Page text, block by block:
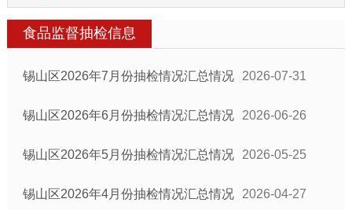
食品监督抽检信息
锡山区2026年7月份抽检情况汇总情况 2026-07-31
锡山区2026年6月份抽检情况汇总情况 2026-06-26
锡山区2026年5月份抽检情况汇总情况 2026-05-25
锡山区2026年4月份抽检情况汇总情况 2026-04-27